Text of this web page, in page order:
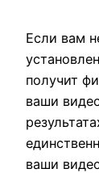
Если вам
получит
ваши
ваши